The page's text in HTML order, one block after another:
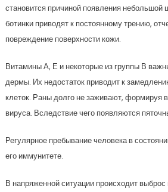
становится причиной появления небольшой
ботинки приводят к постоянному трению,
повреждение поверхности кожи.
Витамины А, Е и некоторые из группы В
дермы. Их недостаток приводит к
клеток. Раны долго не заживают, формируя
вируса. Вследствие чего появляются
Регулярное пребывание человека в
его иммунитете.
В напряженной ситуации происходит выброс